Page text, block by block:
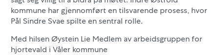
kommune har gjennomført en tilsvarende prosess, hvor
Pål Sindre Svae spilte en sentral rolle.
Med hilsen Øystein Lie Medlem av arbeidsgruppen for
hjortevald i Våler kommune